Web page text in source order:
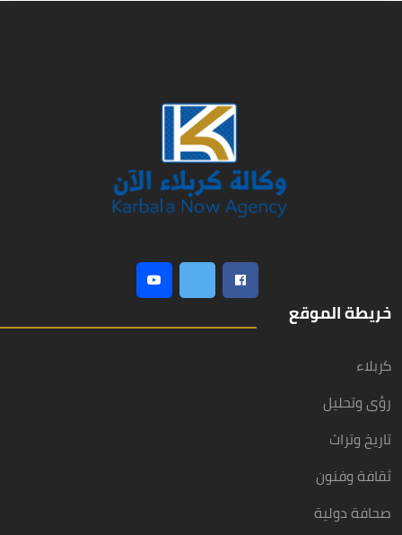
خريطة الموقع
كربلاء
رؤى وتحليل
تاريخ وتراث
ثقافة وفنون
صحافة دولية